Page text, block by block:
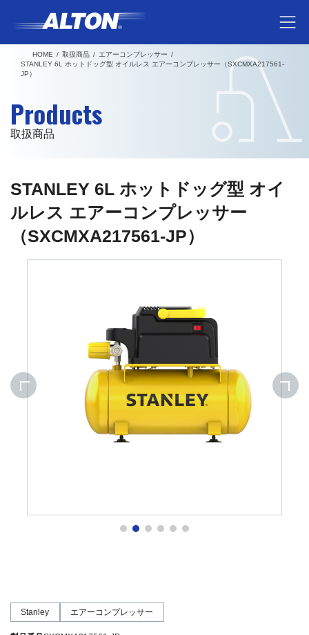
テ
ゲ
HOME 取扱商品
エアーコンプレッサー
STANLEY 6L ホットドッグ型 オイルレス エアーコンプレッサー（SXCMXA217561-
JP）
Products
取扱商品
STANLEY 6L ホットドッグ型 オイ
ルレス エアーコンプレッサー
（SXCMXA217561-JP）
Stanley エアーコンプレッサー